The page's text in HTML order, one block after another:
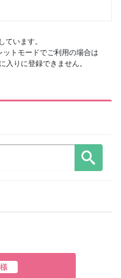
ています。
トモードでご利用の場合は
りに登録できません。